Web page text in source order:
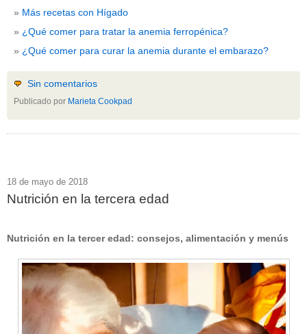
Más recetas con Hígado
¿Qué comer para tratar la anemia ferropénica?
¿Qué comer para curar la anemia durante el embarazo?
Sin comentarios
Publicado por Marieta Cookpad
18 de mayo de 2018
Nutrición en la tercera edad
Nutrición en la tercer edad: consejos, alimentación y menús